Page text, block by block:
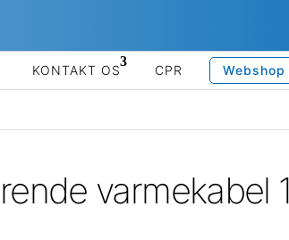
KONTAKT OS CPR Webshop
varmekabel